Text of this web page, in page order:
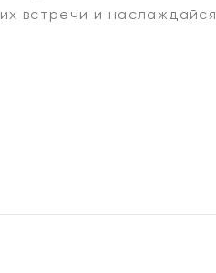
встречи и наслаждайся